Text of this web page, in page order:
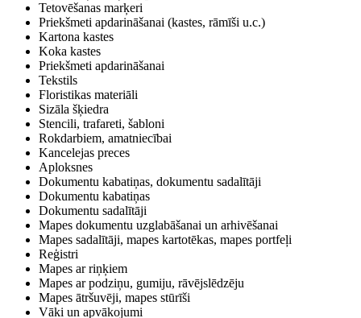
Tetovēšanas marķeri
Priekšmeti apdarināšanai (kastes, rāmīši u.c.)
Kartona kastes
Koka kastes
Priekšmeti apdarināšanai
Tekstils
Floristikas materiāli
Sizāla šķiedra
Stencili, trafareti, šabloni
Rokdarbiem, amatniecībai
Kancelejas preces
Aploksnes
Dokumentu kabatiņas, dokumentu sadalītāji
Dokumentu kabatiņas
Dokumentu sadalītāji
Mapes dokumentu uzglabāšanai un arhivēšanai
Mapes sadalītāji, mapes kartotēkas, mapes portfeļi
Reģistri
Mapes ar riņķiem
Mapes ar podziņu, gumiju, rāvējslēdzēju
Mapes ātršuvēji, mapes stūrīši
Vāki un apvākojumi